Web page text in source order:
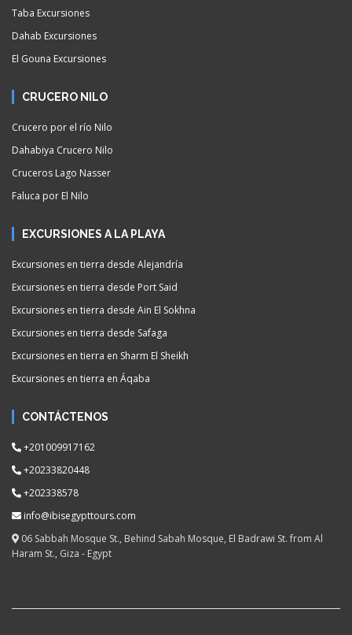
Taba Excursiones
Dahab Excursiones
El Gouna Excursiones
CRUCERO NILO
Crucero por el río Nilo
Dahabiya Crucero Nilo
Cruceros Lago Nasser
Faluca por El Nilo
EXCURSIONES A LA PLAYA
Excursiones en tierra desde Alejandría
Excursiones en tierra desde Port Said
Excursiones en tierra desde Ain El Sokhna
Excursiones en tierra desde Safaga
Excursiones en tierra en Sharm El Sheikh
Excursiones en tierra en Áqaba
CONTÁCTENOS
+201009917162
+20233820448
+202338578
info@ibisegypttours.com
06 Sabbah Mosque St., Behind Sabah Mosque, El Badrawi St. from Al
Haram St., Giza - Egypt